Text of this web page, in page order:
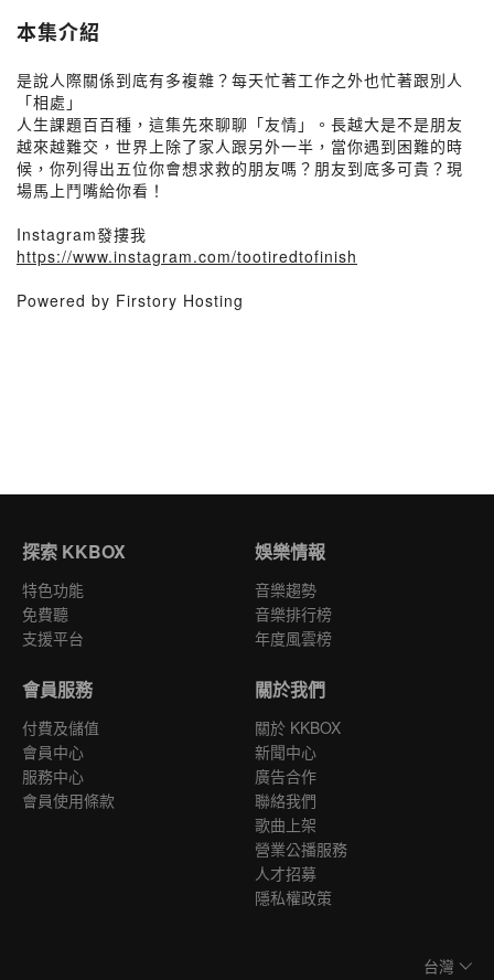
本集介紹
是說人際關係到底有多複雜？每天忙著工作之外也忙著跟別人
「相處」
人生課題百百種，這集先來聊聊「友情」。長越大是不是朋友
越來越難交，世界上除了家人跟另外一半，當你遇到困難的時
候，你列得出五位你會想求救的朋友嗎？朋友到底多可貴？現
場馬上鬥嘴給你看！
Instagram發摟我
https://www.instagram.com/tootiredtofinish
Powered by Firstory Hosting
探索 KKBOX
特色功能
免費聽
支援平台
娛樂情報
音樂趨勢
音樂排行榜
年度風雲榜
會員服務
付費及儲值
會員中心
服務中心
會員使用條款
關於我們
關於 KKBOX
新聞中心
廣告合作
聯絡我們
歌曲上架
營業公播服務
人才招募
隱私權政策
台灣